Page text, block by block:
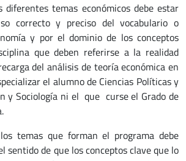
diferentes temas económicos debe estar
correcto y preciso del vocabulario o
y por el dominio de los conceptos
que deben referirse a la realidad
del análisis de teoría económica en
el alumno de Ciencias Políticas y
y Sociología ni el que curse el Grado de
temas que forman el programa debe
sentido de que los conceptos clave que lo